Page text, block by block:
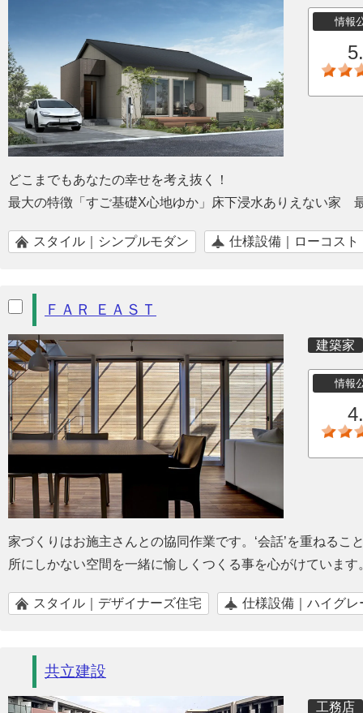
情報
どこまでもあなたの幸せを考え抜く！
最大の特徴「すご基礎X心地ゆか」床下浸水ありえない
スタイル｜シンプルモダン 仕様設備｜ローコスト
ＦＡＲ ＥＡＳＴ
建築家
情報
家づくりはお施主さんとの協同作業です。‘会話’を重ねる
所にしかない空間を一緒に愉しくつくる事を心がけています
スタイル｜デザイナーズ住宅 仕様設備｜ハイグレ
共立建設
工務店